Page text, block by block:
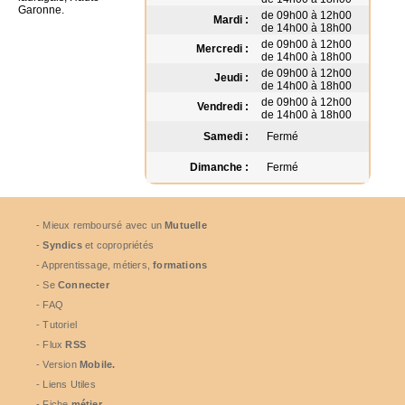
Mardi :
de 09h00 à 12h00
de 14h00 à 18h00
Mercredi :
de 09h00 à 12h00
de 14h00 à 18h00
Jeudi :
de 09h00 à 12h00
de 14h00 à 18h00
Vendredi :
de 09h00 à 12h00
de 14h00 à 18h00
Samedi :
Fermé
Dimanche : Fermé
Garonne.
- Mieux remboursé avec unMutuelle
-Syndicset copropriétés
- Apprentissage, métiers,formations
- Se Connecter
- FAQ
- Tutoriel
- FluxRSS
- Version Mobile.
- Liens Utiles